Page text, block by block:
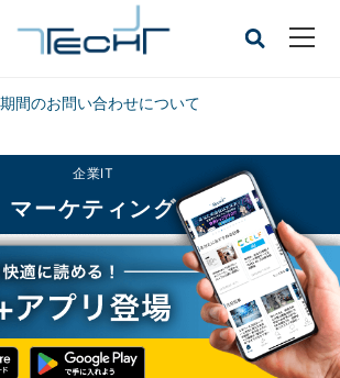
間のお問い合わせについて
CLOSE
企業IT
マーケティング
マーケティング
公開作品コーナ―で劇場チケットを販売
舗の劇場公開作品コーナ―で劇